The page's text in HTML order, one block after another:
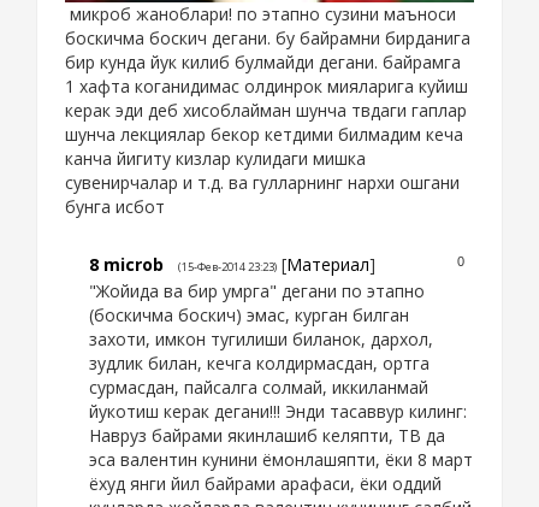
микроб жаноблари! по этапно сузини маъноси
боскичма боскич дегани. бу байрамни бирданига
бир кунда йук килиб булмайди дегани. байрамга
1 хафта коганидимас олдинрок мияларига куйиш
керак эди деб хисоблайман шунча твдаги гаплар
шунча лекциялар бекор кетдими билмадим кеча
канча йигиту кизлар кулидаги мишка
сувенирчалар и т.д. ва гулларнинг нархи ошгани
бунга исбот
0
8 microb (15-Фев-2014 23:23) [Материал]
"Жойида ва бир умрга" дегани по этапно
(боскичма боскич) эмас, курган билган
захоти, имкон тугилиши биланок, дархол,
зудлик билан, кечга колдирмасдан, ортга
сурмасдан, пайсалга солмай, иккиланмай
йукотиш керак дегани!!! Энди тасаввур килинг:
Навруз байрами якинлашиб келяпти, ТВ да
эса валентин кунини ёмонлашяпти, ёки 8 март
ёхуд янги йил байрами арафаси, ёки оддий